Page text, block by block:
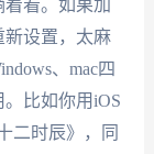
看。如果加
设置，太麻
、mac四
比如你用iOS
二时辰》，同